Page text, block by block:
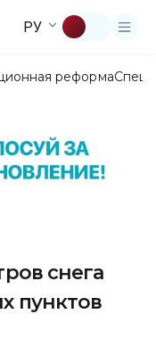
РУ
реформа
снега
пунктов